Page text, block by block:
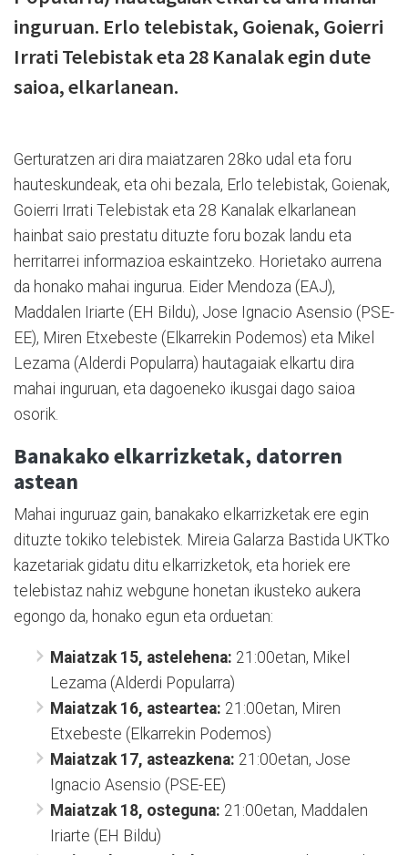
inguruan. Erlo telebistak, Goienak, Goierri
Irrati Telebistak eta 28 Kanalak egin dute
saioa, elkarlanean.
Gerturatzen ari dira maiatzaren 28ko udal eta foru
hauteskundeak, eta ohi bezala, Erlo telebistak, Goienak,
Goierri Irrati Telebistak eta 28 Kanalak elkarlanean
hainbat saio prestatu dituzte foru bozak landu eta
herritarrei informazioa eskaintzeko. Horietako aurrena
da honako mahai ingurua. Eider Mendoza (EAJ),
Maddalen Iriarte (EH Bildu), Jose Ignacio Asensio (PSE-
EE), Miren Etxebeste (Elkarrekin Podemos) eta Mikel
Lezama (Alderdi Popularra) hautagaiak elkartu dira
mahai inguruan, eta dagoeneko ikusgai dago saioa
osorik.
Banakako elkarrizketak, datorren
astean
Mahai inguruaz gain, banakako elkarrizketak ere egin
dituzte tokiko telebistek. Mireia Galarza Bastida UKTko
kazetariak gidatu ditu elkarrizketok, eta horiek ere
telebistaz nahiz webgune honetan ikusteko aukera
egongo da, honako egun eta orduetan:
Maiatzak 15, astelehena: 21:00etan, Mikel
Lezama (Alderdi Popularra)
Maiatzak 16, asteartea: 21:00etan, Miren
Etxebeste (Elkarrekin Podemos)
Maiatzak 17, asteazkena: 21:00etan, Jose
Ignacio Asensio (PSE-EE)
Maiatzak 18, osteguna: 21:00etan, Maddalen
Iriarte (EH Bildu)